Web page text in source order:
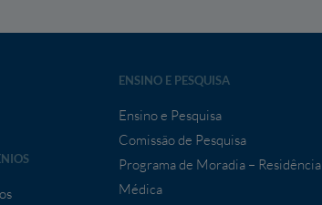
ENSINO E PESQUISA
Ensino e Pesquisa
Comissão de Pesquisa
Programa de Moradia – Residência
Médica